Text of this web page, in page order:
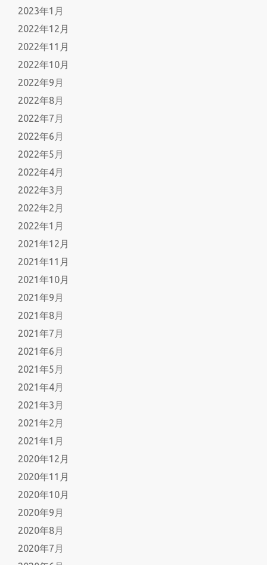
2023年1月
2022年12月
2022年11月
2022年10月
2022年9月
2022年8月
2022年7月
2022年6月
2022年5月
2022年4月
2022年3月
2022年2月
2022年1月
2021年12月
2021年11月
2021年10月
2021年9月
2021年8月
2021年7月
2021年6月
2021年5月
2021年4月
2021年3月
2021年2月
2021年1月
2020年12月
2020年11月
2020年10月
2020年9月
2020年8月
2020年7月